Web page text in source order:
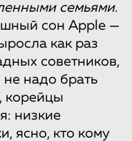
семьями.
сон Apple —
как раз
советников,
не надо брать
корейцы
низкие
ясно, кто кому